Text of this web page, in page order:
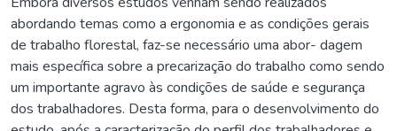
abordando temas como a ergonomia e as condições gerais
de trabalho florestal, faz-se necessário uma abor- dagem
mais específica sobre a precarização do trabalho como sendo
um importante agravo às condições de saúde e segurança
dos trabalhadores. Desta forma, para o desenvolvimento do